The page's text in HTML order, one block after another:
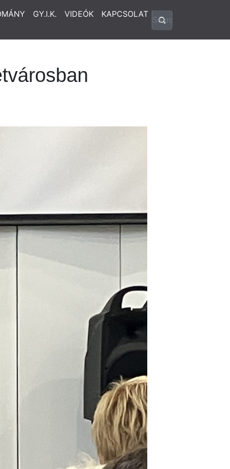
GY.I.K. VIDEÓK KAPCSOLAT